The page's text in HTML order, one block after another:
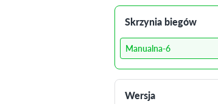
Skrzynia biegów
Manualna-6
Wersja